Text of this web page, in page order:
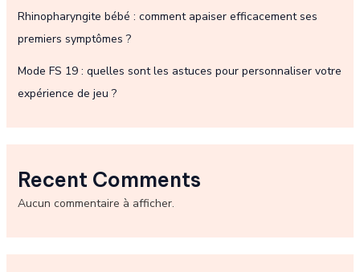
Rhinopharyngite bébé : comment apaiser efficacement ses
premiers symptômes ?
Mode FS 19 : quelles sont les astuces pour personnaliser votre
expérience de jeu ?
Recent Comments
Aucun commentaire à afficher.